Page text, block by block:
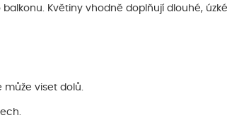
Květiny vhodně doplňují dlouhé,
může viset dolů.